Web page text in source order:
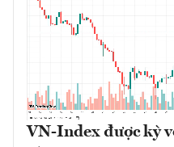
VN-Index được kỳ